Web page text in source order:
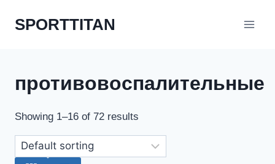
SPORTTITAN
противовоспалительные
Showing 1–16 of 72 results